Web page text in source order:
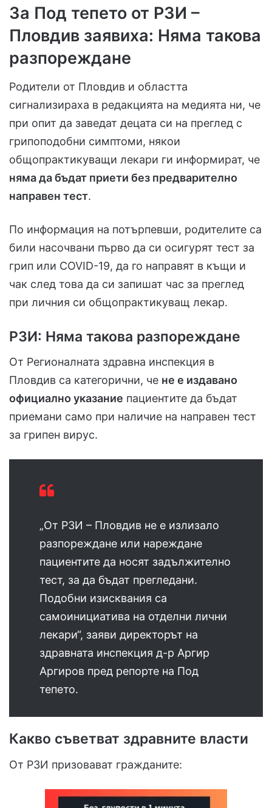
За Под тепето от РЗИ –
Пловдив заявиха: Няма такова
разпореждане
Родители от Пловдив и областта
сигнализираха в редакцията на медията ни, че
при опит да заведат децата си на преглед с
грипоподобни симптоми, някои
общопрактикуващи лекари ги информират, че
няма да бъдат приети без предварително
направен тест.
По информация на потърпевши, родителите са
били насочвани първо да си осигурят тест за
грип или COVID-19, да го направят в къщи и
чак след това да си запишат час за преглед
при личния си общопрактикуващ лекар.
РЗИ: Няма такова разпореждане
От Регионалната здравна инспекция в
Пловдив са категорични, че не е издавано
официално указание пациентите да бъдат
приемани само при наличие на направен тест
за грипен вирус.
„От РЗИ – Пловдив не е излизало
разпореждане или нареждане
пациентите да носят задължително
тест, за да бъдат прегледани.
Подобни изисквания са
самоинициатива на отделни лични
лекари“, заяви директорът на
здравната инспекция д-р Аргир
Аргиров пред репорте на Под
тепето.
Какво съветват здравните власти
От РЗИ призовават гражданите: